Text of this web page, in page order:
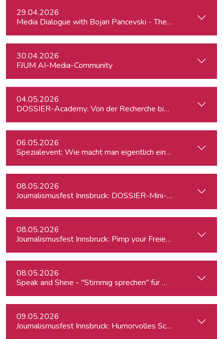
29.04.2026
Media Dialogue with Bojan Pancevski - The Wall Street
30.04.2026
FJUM AI-Media-Community
04.05.2026
DOSSIER-Academy: Von der Recherche bis zur
06.05.2026
Spezialevent: Wie macht man eigentlich einen
08.05.2026
Journalismusfest Innsbruck: DOSSIER-Mini-Academy
08.05.2026
Journalismusfest Innsbruck: Pimp your Freiendasein
08.05.2026
Speak and Shine - "Stimmig sprechen" für Podcast,
09.05.2026
Journalismusfest Innsbruck: Humorvolles Schreiben